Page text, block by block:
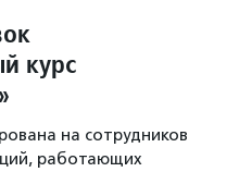
курс
на сотрудников
работающих